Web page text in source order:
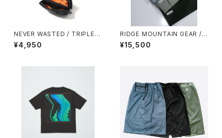
NEVER WASTED / TRIPLEY
ES（MA-1）
¥4,950
RIDGE MOUNTAIN GEAR / B
ASIC SHORT SLEEVE SHIR
T（MEN）
¥15,500